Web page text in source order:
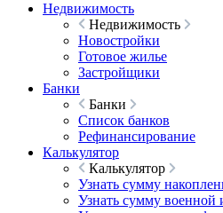
Недвижимость
Недвижимость
Новостройки
Готовое жилье
Застройщики
Банки
Банки
Список банков
Рефинансирование
Калькулятор
Калькулятор
Узнать сумму
Узнать сумму военной